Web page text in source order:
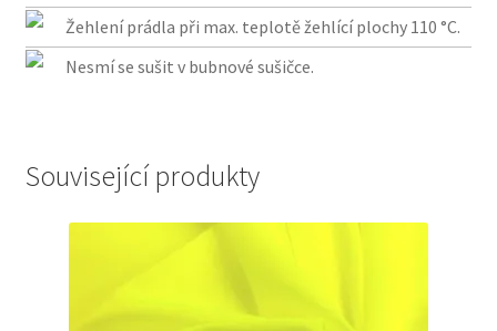
Žehlení prádla při max. teplotě žehlící plochy 110 °C.
Nesmí se sušit v bubnové sušičce.
Související produkty